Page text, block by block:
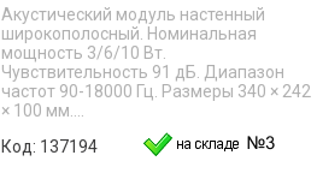
Акустический модуль настенный
широкополосный. Номинальная
мощность 3/6/10 Вт.
Чувствительность 91 дБ. Диапазон
частот 90-18000 Гц. Размеры 340 × 242
× 100 мм....
Код: 137194